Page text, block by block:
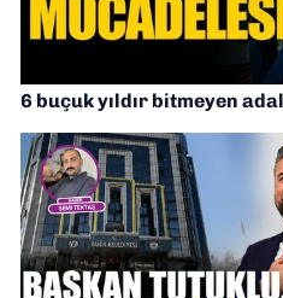
6 buçuk yıldır bitmeyen